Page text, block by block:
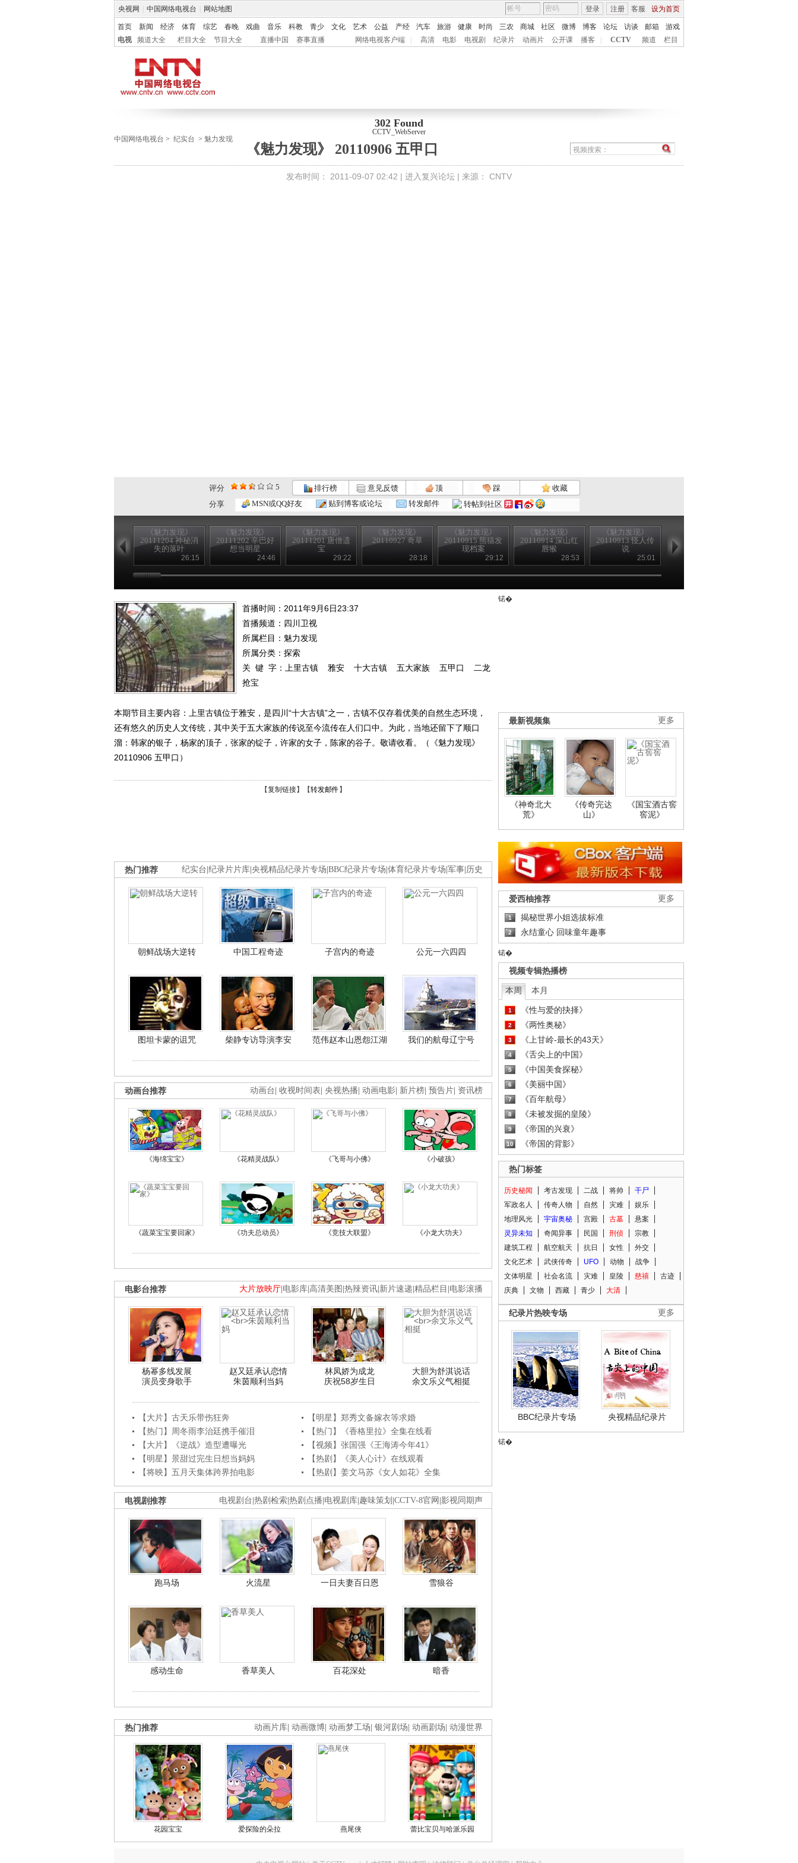
央视网 中国网络电视台 网站地图 客服 设为首页
登录 注册
首页 新闻 经济 体育 综艺 春晚 戏曲 音乐 科教 青少 文化 艺术 公益 产经 汽车 旅游 健康 时尚 三农 商城 社区 微博 博客 论坛 访谈 邮箱
游戏
电视
频道大全 栏目大全 节目大全 直播中国 赛事直播 网络电视客户端 高清 电影 电视剧 纪录片 动画片 公开课 播客 CCTV 频道 栏目
302 Found
CCTV_WebServer
中国网络电视台 > 纪实台 > 魅力发现
《魅力发现》 20110906 五甲口
发布时间： 2011-09-07 02:42 | 进入复兴论坛 | 来源： CNTV
评分 5 排行榜 意见反馈 顶 踩
收藏
分享
MSN或QQ好友 贴到博客或论坛 转发邮件 转帖到社区
《魅力发现》
20111204 神秘消
失的落叶
26:15
《魅力发现》
20111202 辛巴好
想当明星
24:46
《魅力发现》
20111201 唐僧遗
宝
29:22
《魅力发现》
20110927 奇草
28:18
《魅力发现》
20110915 熊猫发
现档案
29:12
《魅力发现》
20110914 深山红
唇猴
28:53
《魅力发现》
20110913 怪人传
说
25:01
20110912 最爱泡
首播时间：2011年9月6日23:37
首播频道： 四川卫视
所属栏目： 魅力发现
所属分类：探索
关 键 字：
上里古镇 雅安 十大古镇 五大家族 五甲口
二龙
抢宝
本期节目主要内容：上里古镇位于雅安，是四川“十大古镇”之一，古镇不仅存着优美的自然生态环境，
还有悠久的历史人文传统，其中关于五大家族的传说至今流传在人们口中。为此，当地还留下了顺口
溜：韩家的银子，杨家的顶子，张家的锭子，许家的女子，陈家的谷子。敬请收看。（《魅力发现》
20110906 五甲口）
【复制链接】【转发邮件 】
纪实台 纪录片片库 央视精品纪录片专场 BBC纪录片专场 体育纪录片专场 军事 历史
热门推荐
朝鲜战场大逆转 中国工程奇迹 子宫内的奇迹 公元一六四四
图坦卡蒙的诅咒 柴静专访导演李安 范伟赵本山恩怨江湖 我们的航母辽宁号
动画台 收视时间表 央视热播 动画电影 新片榜 预告片 资讯榜
动画台推荐
《海绵宝宝》 《花精灵战队》 《飞哥与小佛》 《小破孩》
《蔬菜宝宝要回家》 《功夫总动员》 《竞技大联盟》 《小龙大功夫》
大片放映厅 电影库 高清美图 热辣资讯 新片速递 精品栏目 电影滚播
电影台推荐
杨幂多线发展
演员变身歌手
赵又廷承认恋情
朱茵顺利当妈
林凤娇为成龙
庆祝58岁生日
大胆为舒淇说话
余文乐义气相挺
【大片】古天乐带伤狂奔
【明星】郑秀文备嫁衣等求婚
【热门】周冬雨李治廷携手催泪
【热门】《香格里拉》全集在线看
【大片】《逆战》造型遭曝光
【视频】张国强《王海涛今年41》
【明星】景甜过完生日想当妈妈
【热剧】《美人心计》在线观看
【将映】五月天集体跨界拍电影
【热剧】姜文马苏《女人如花》全集
电视剧台 热剧检索 热剧点播 电视剧库 趣味策划 CCTV-8官网 影视同期声
电视剧推荐
跑马场 火流星 一日夫妻百日恩 雪狼谷
感动生命 香草美人 百花深处 暗香
动画片库 动画微博 动画梦工场 银河剧场 动画剧场 动漫世界
热门推荐
花园宝宝 爱探险的朵拉 燕尾侠 蕾比宝贝与哈派乐园
锘�
更多
最新视频集
《神奇北大
荒》
《传奇完达
山》
《国宝酒古窖
窖泥》
更多
爱西柚推荐
1 揭秘世界小姐选拔标准
2 永结童心 回味童年趣事
锘�
视频专辑热播榜
本周 本月
1 《性与爱的抉择》
2 《两性奥秘》
3 《上甘岭-最长的43天》
4 《舌尖上的中国》
5 《中国美食探秘》
6 《美丽中国》
7 《百年航母》
8 《未被发掘的皇陵》
9 《帝国的兴衰》
10 《帝国的背影》
热门标签
历史秘闻 考古发现 二战 将帅
干尸
军政名人
传奇人物 自然 灾难
娱乐
地理风光
宇宙奥秘 宫殿 古墓
悬案
灵异未知
奇闻异事 民国 刑侦
宗教
建筑工程
航空航天 抗日 女性
外交
文化艺术
武侠传奇 UFO 动物
战争
文体明星
社会名流 灾难 皇陵 慈禧
古迹
庆典
文物 西藏 青少 大清
更多
纪录片热映专场
BBC纪录片专场 央视精品纪录片
锘�